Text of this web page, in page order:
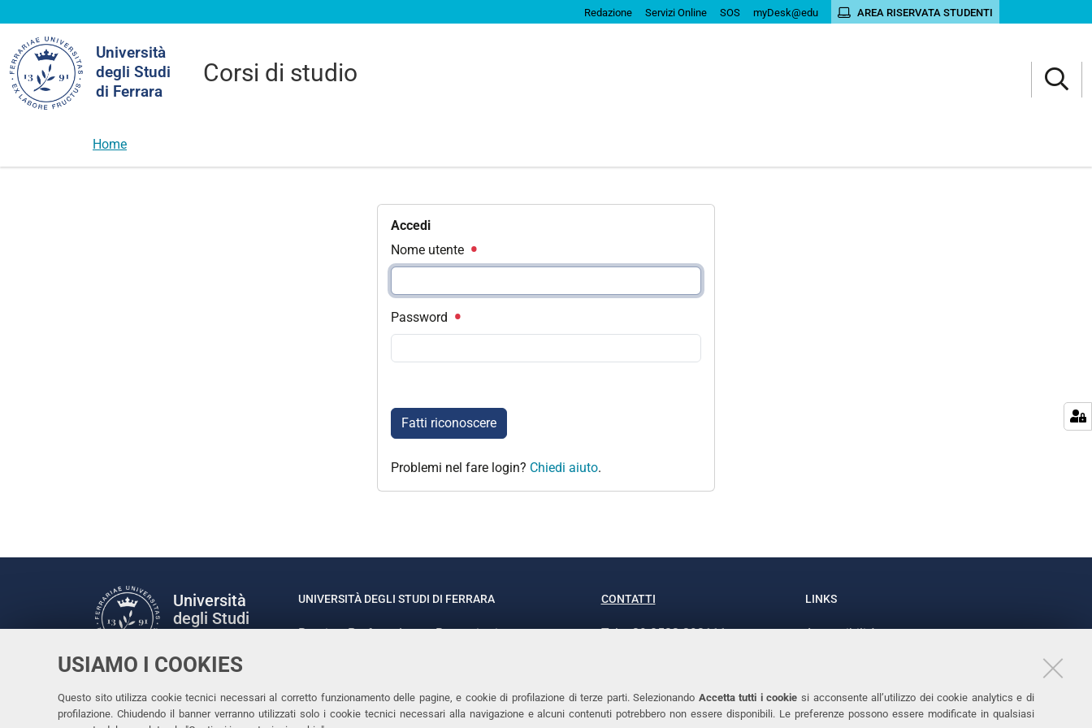
USIAMO I COOKIES
Questo sito utilizza cookie tecnici necessari al corretto funzionamento delle pagine, e cookie di profilazione di terze parti. Selezionando Accetta tutti i cookie si acconsente all’utilizzo dei cookie analytics e di
profilazione. Chiudendo il banner verranno utilizzati solo i cookie tecnici necessari alla navigazione e alcuni contenuti potrebbero non essere disponibili. Le preferenze possono essere modificate in qualsiasi
Redazione Servizi Online SOS myDesk@edu AREA RISERVATA STUDENTI
Università
degli Studi
di Ferrara
Corsi di studio
nel
sito
Home
Accedi
Nome utente
Password
Fatti riconoscere
Problemi nel fare login? Chiedi aiuto.
Università
degli Studi
Facebook
LinkedinInstagram
Youtube
UNIVERSITÀ DEGLI STUDI DI FERRARA
Rettrice: Prof.ssa Laura Ramaciotti
CONTATTI
Tel. +39 0532 293111
LINKS
Accessibilità
Cookies